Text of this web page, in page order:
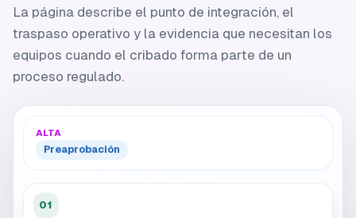
La página describe el punto de integración, el
traspaso operativo y la evidencia que necesitan los
equipos cuando el cribado forma parte de un
proceso regulado.
ALTA
Preaprobación
01